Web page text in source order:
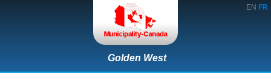
EN FR
Golden West